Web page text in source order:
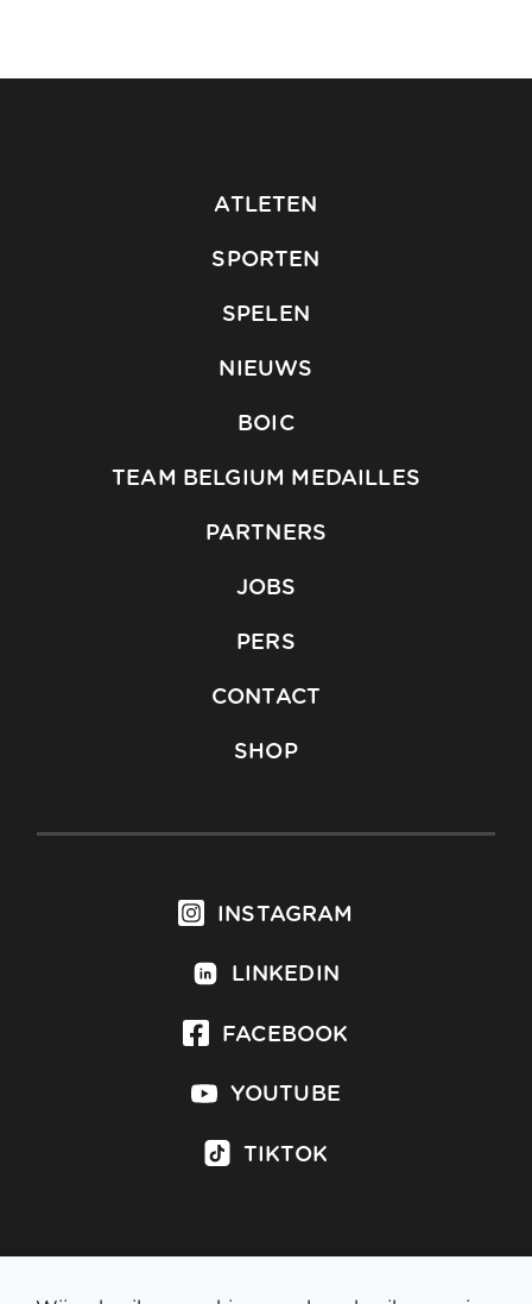
ATLETEN
SPORTEN
SPELEN
NIEUWS
BOIC
TEAM BELGIUM MEDAILLES
PARTNERS
JOBS
PERS
CONTACT
SHOP
INSTAGRAM
LINKEDIN
FACEBOOK
YOUTUBE
TIKTOK
Inschrijven op nieuwsbrief